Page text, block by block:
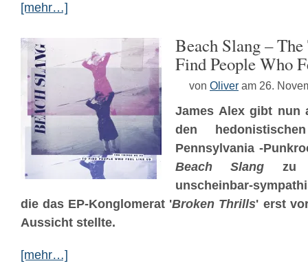
[mehr…]
Beach Slang –
Find People Who
von Oliver am 26.
James Alex gibt nun
den
Pennsylvania-
Beach Slang zu
unscheinbar-
die das EP-Konglomerat 'Broken Thrills' erst
Aussicht stellte.
[mehr…]